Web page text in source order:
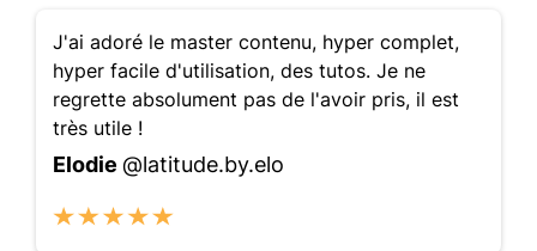
J'ai adoré le master contenu, hyper complet,
hyper facile d'utilisation, des tutos. Je ne
regrette absolument pas de l'avoir pris, il est
très utile !
Elodie @latitude.by.elo